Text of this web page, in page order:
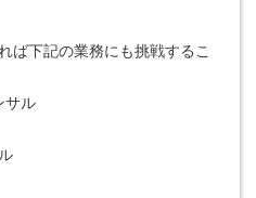
ば下記の業務にも挑戦するこ
サル